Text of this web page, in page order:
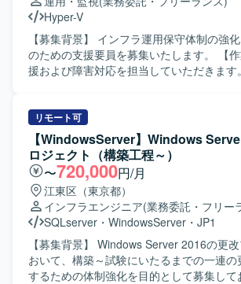
したインフラ環境にて、VMware/Hyper-V
Active Directory/Azure ADなどの認証基盤
ァイルサーバなどの基盤システムを取り
おります。
きる方が望ましいです。 【ポジションの魅力】 銀行系シス
テムという大規模かつミッションクリティ
インフラ設計から構築、保守まで一連の
ができます。WindowsやLinuxに加え、
ェアの知見を深めながら、インフラエンジ
などを利用したインフラ環境での業務とな
Hyper-V
【募集背景】 インフラ運用保守体制の強
のための支援要員を募集いたします。 【作業内容】 運用支
援および障害対応を担当していただきます
更新、ベンダーから共有される対象情報お
基づく実作業の遂行などを行っていただきます。
人物像】 インフラ運用保守の現場で主体的
できる方を求めております。障害発生時に
況整理と一次切り分けができ、関係者と円
ーションを取りながら復旧対応を進められ
します。 【ポジションの魅力】 バックアップシステム運用
に深く関わりながら、サーバー、ネットワ
ジ、仮想環境などインフラ全般の運用保
ことができます。手順書作成やベンダー連
て、ドキュメント作成力や調整力も身につ
リモート可
【WindowsServer】Windows
ロジェクト（構築工程～）
〜720,000円/月
江東区（東京都）
インフラエンジニア(業務委託・フリー
SQLserver ・ WindowsServer ・ JP1
【募集背景】 Windows Server 2016の更
おいて、構築～試験にいたるまでの一連
するための体制強化を目的として募集しており